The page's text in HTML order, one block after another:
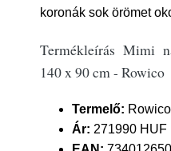
koronák sok örömet
Termékleírás Mimi
140 x 90 cm - Rowico
Termelő: Rowico
Ár: 271990 HUF